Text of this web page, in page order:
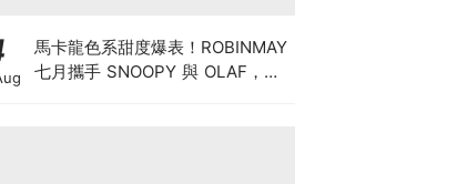
馬卡龍色系甜度爆表！ROBINMAY
七月攜手 SNOOPY 與 OLAF，打